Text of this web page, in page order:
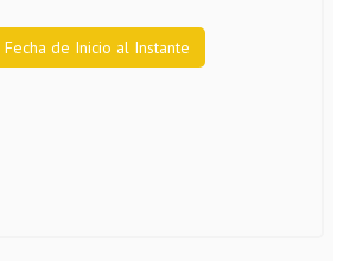
de Inicio al Instante